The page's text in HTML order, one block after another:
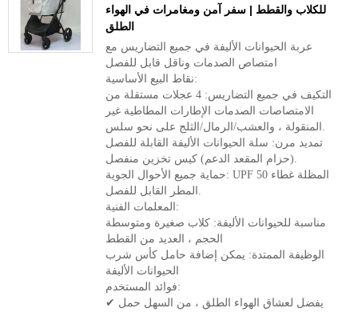
للكلاب والقطط | سفر آمن ومغامرات في الهواء
الطلق
عربة الحيوانات الأليفة في جميع التضاريس مع
امتصاص الصدمات وناقل قابل للفصل
نقاط البيع الأساسية:
التكيف في جميع التضاريس: 4 عجلات مستقلة من
الامتصاصات الصدمات الإطارات المطاطية غير
المنقولة ، والعشب/الرمال/الثلج على نحو سلس.
تمديد مرن: سلة الحيوانات الأليفة القابلة للفصل
(حزام المقعد الدعم) كيس تخزين منفصل.
حماية جميع الأحوال الجوية: UPF 50 المظلة غطاء
المطر القابل للفصل.
المعلمات الفنية:
مناسبة للحيوانات الأليفة: كلاب صغيرة ومتوسطة
الحجم ، العديد من القطط
الوظيفة الممتدة: يمكن إضافة حامل كأس شرب
الحيوانات الأليفة
فوائد المستخدم:
✔ يفضل لعشاق الهواء الطلق ، من السهل حمل